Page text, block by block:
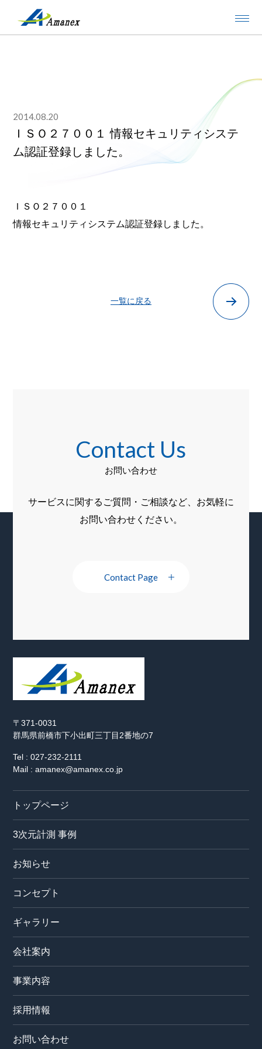
2014.08.20
ＩＳＯ２７００１ 情報セキュリティシステ
ム認証登録しました。
ＩＳＯ２７００１
情報セキュリティシステム認証登録しました。
一覧に戻る
Contact Us
お問い合わせ
サービスに関するご質問・ご相談など、お気軽に
お問い合わせください。
Contact Page
〒371-0031
群馬県前橋市下小出町三丁目2番地の7
Tel : 027-232-2111
Mail : amanex@amanex.co.jp
トップページ
3次元計測 事例
お知らせ
コンセプト
ギャラリー
会社案内
事業内容
採用情報
お問い合わせ